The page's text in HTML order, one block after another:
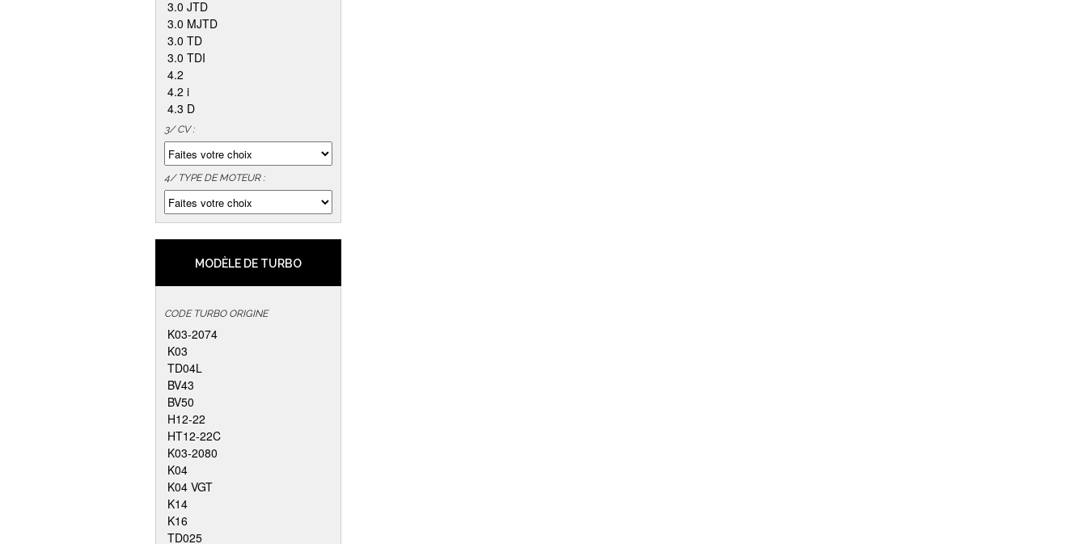
3.0 JTD
3.0 MJTD
3.0 TD
3.0 TDI
4.2
4.2 i
4.3 D
3/ CV :
4/ TYPE DE MOTEUR :
MODÈLE DE TURBO
CODE TURBO ORIGINE
K03-2074
K03
TD04L
BV43
BV50
H12-22
HT12-22C
K03-2080
K04
K04 VGT
K14
K16
TD025